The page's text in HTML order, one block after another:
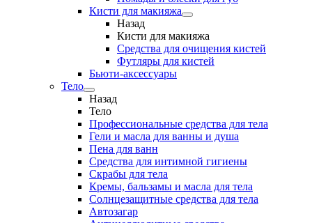
Кисти для макияжа
Назад
Кисти для макияжа
Средства для очищения кистей
Футляры для кистей
Бьюти-аксессуары
Тело
Назад
Тело
Профессиональные средства для тела
Гели и масла для ванны и душа
Пена для ванн
Средства для интимной гигиены
Скрабы для тела
Кремы, бальзамы и масла для тела
Солнцезащитные средства для тела
Автозагар